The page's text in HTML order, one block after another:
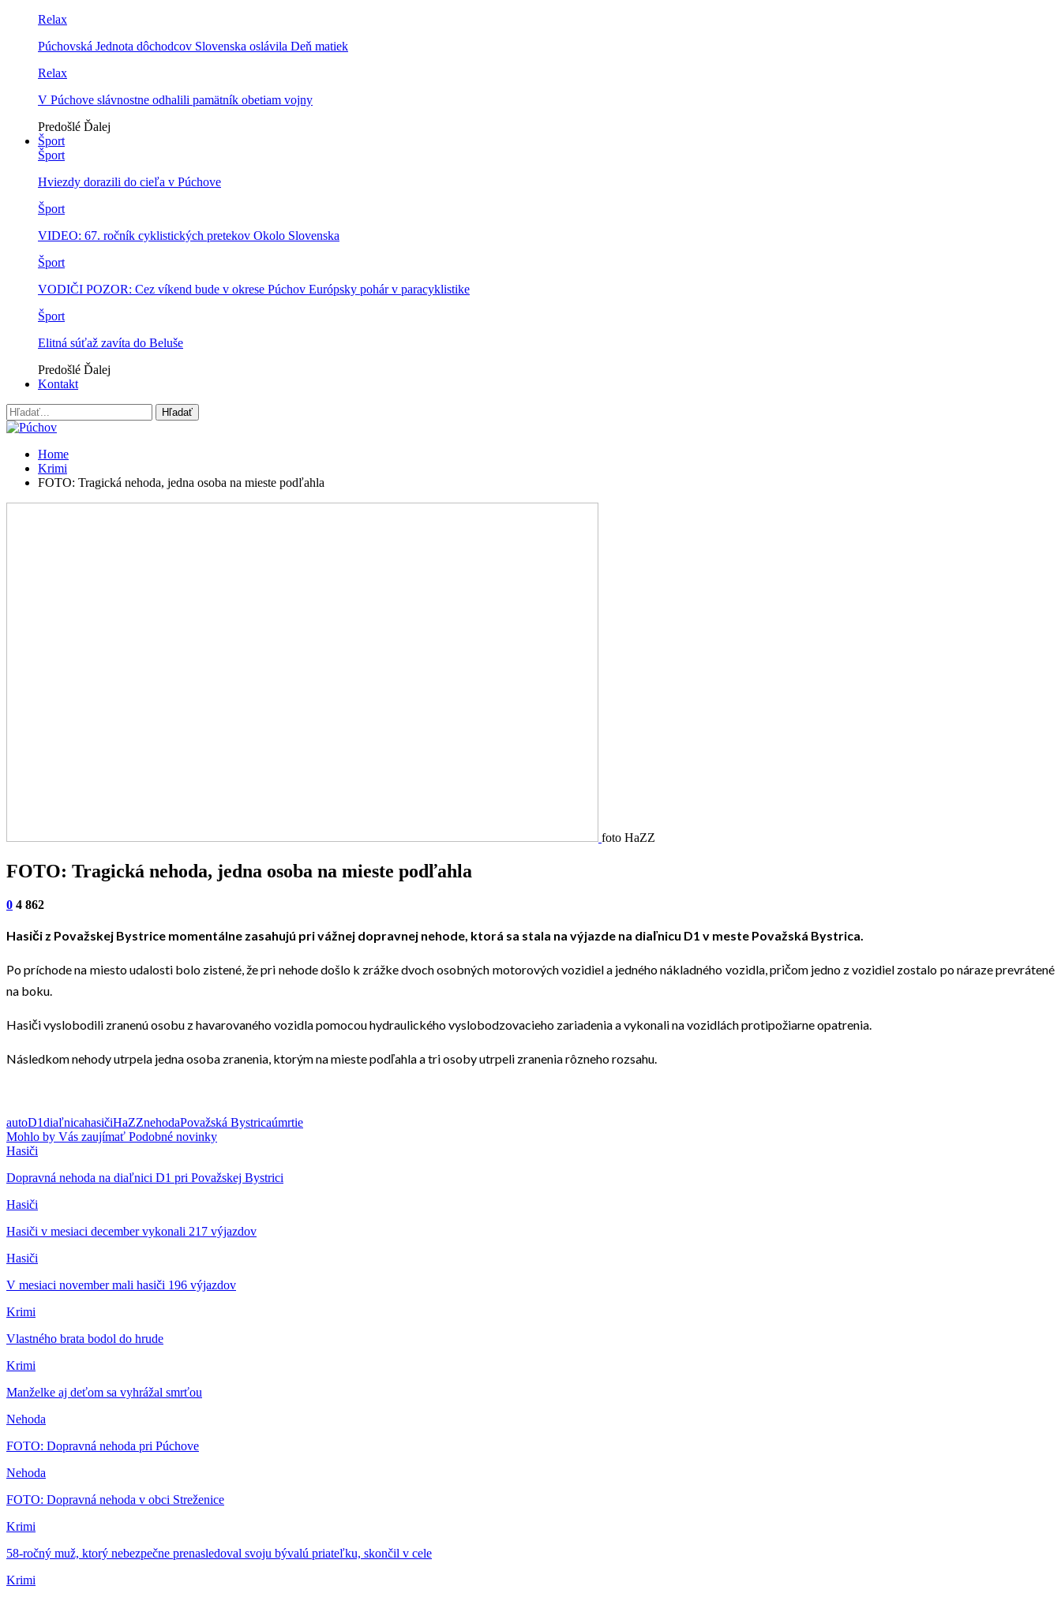
Relax
Púchovská Jednota dôchodcov Slovenska oslávila Deň matiek
Relax
V Púchove slávnostne odhalili pamätník obetiam vojny
Predošlé Ďalej
Šport
Šport
Hviezdy dorazili do cieľa v Púchove
Šport
VIDEO: 67. ročník cyklistických pretekov Okolo Slovenska
Šport
VODIČI POZOR: Cez víkend bude v okrese Púchov Európsky pohár v paracyklistike
Šport
Elitná súťaž zavíta do Beluše
Predošlé Ďalej
Kontakt
Home
Krimi
FOTO: Tragická nehoda, jedna osoba na mieste podľahla
foto HaZZ
FOTO: Tragická nehoda, jedna osoba na mieste podľahla
0 4 862
Hasiči z Považskej Bystrice momentálne zasahujú pri vážnej dopravnej nehode, ktorá sa stala na výjazde na diaľnicu D1 v meste Považská Bystrica.
Po príchode na miesto udalosti bolo zistené, že pri nehode došlo k zrážke dvoch osobných motorových vozidiel a jedného nákladného vozidla, pričom jedno z vozidiel zostalo po náraze prevrátené
na boku.
Hasiči vyslobodili zranenú osobu z havarovaného vozidla pomocou hydraulického vyslobodzovacieho zariadenia a vykonali na vozidlách protipožiarne opatrenia.
Následkom nehody utrpela jedna osoba zranenia, ktorým na mieste podľahla a tri osoby utrpeli zranenia rôzneho rozsahu.
autoD1diaľnicahasičiHaZZnehodaPovažská Bystricaúmrtie
Mohlo by Vás zaujímať Podobné novinky
Hasiči
Dopravná nehoda na diaľnici D1 pri Považskej Bystrici
Hasiči
Hasiči v mesiaci december vykonali 217 výjazdov
Hasiči
V mesiaci november mali hasiči 196 výjazdov
Krimi
Vlastného brata bodol do hrude
Krimi
Manželke aj deťom sa vyhrážal smrťou
Nehoda
FOTO: Dopravná nehoda pri Púchove
Nehoda
FOTO: Dopravná nehoda v obci Streženice
Krimi
58-ročný muž, ktorý nebezpečne prenasledoval svoju bývalú priateľku, skončil v cele
Krimi